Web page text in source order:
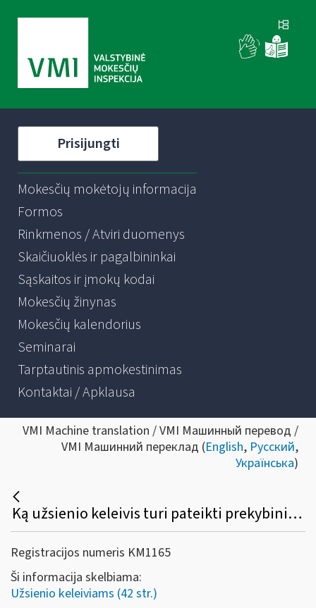
Prisijungti
Mokesčių mokėtojų informacija
Formos
Rinkmenos / Atviri duomenys
Skaičiuoklės ir pagalbininkai
Sąskaitos ir įmokų kodai
Mokesčių žinynas
Mokesčių kalendorius
Seminarai
Tarptautinis apmokestinimas
Kontaktai / Apklausa
VMI Machine translation / VMI Машинный перевод /
VMI Машинний переклад (English, Русский,
Українська)
Ką užsienio keleivis turi pateikti prekybininkui prekių įsigijimo metu, norėdamas susigrąžinti PVM?
Registracijos numeris KM1165
Ši informacija skelbiama:
Užsienio keleiviams (42 str.)